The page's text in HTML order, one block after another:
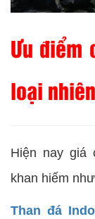
Ưu điểm
loại
Hiện nay giá
khan hiếm
Than đá